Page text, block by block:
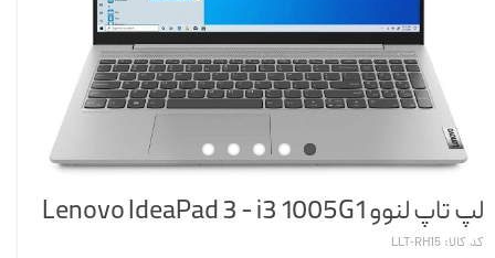
لپ تاپ لنوو Lenovo IdeaPad 3 - i3 1005G1
کد کالا: LLT-RH15